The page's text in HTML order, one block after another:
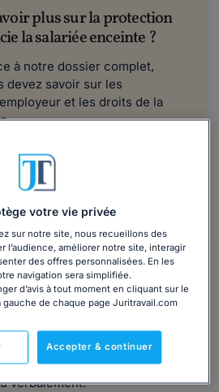
plus sur la protection
la salariée enceinte ?
à notre dossier complet,
devez savoir sur les
et les droits de la
:
de lettres et 2 fiches
le dossier
formalités à effectuer par la
de son employeur ?
liés à la grossesse, la
employeur de son état de
de son congé maternité. Elle
verbalement.
votre vie privée
sur notre site, nous recueillons des
l’audience, améliorer notre site, interagir
des offres personnalisées. En les
navigation sera simplifiée.
d’avis à tout moment en cliquant sur le
de chaque page Juritravail.com
Accepter & continuer